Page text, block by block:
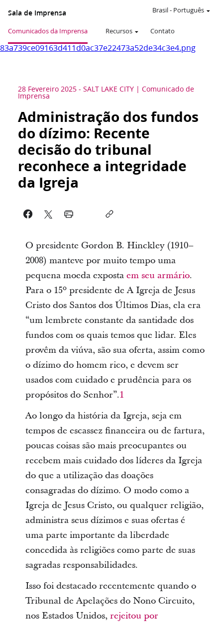
Sala de Imprensa
Comunicados da Imprensa Recursos Contato
Brasil- Português
83a739ce09163d411d0ac37e22473a52de34c3e4.png
28 Fevereiro 2025 - SALT LAKE CITY Comunicado de
Imprensa
Administração dos fundos
do dízimo: Recente
decisão do tribunal
reconhece a integridade
da Igreja
O presidente Gordon B. Hinckley (1910–
2008) manteve por muito tempo uma
pequena moeda exposta em seu armário.
Para o 15º presidente de A Igreja de Jesus
Cristo dos Santos dos Últimos Dias, ela era
“um lembrete constante da santidade dos
fundos com os quais temos que lidar. Eles
provêm da viúva, são sua oferta, assim como
o dízimo do homem rico, e devem ser
usados com cuidado e prudência para os
propósitos do Senhor”.1
Ao longo da história da Igreja, seja em
tempos de escassez financeira ou de fartura,
poucas coisas são mais preocupantes ou
recebem mais cuidado dos líderes da Igreja
do que a utilização das doações
consagradas do dízimo. O modo como a
Igreja de Jesus Cristo, ou qualquer religião,
administra seus dízimos e suas ofertas é
uma parte importante da liberdade
concedida às religiões como parte de suas
sagradas responsabilidades.
Isso foi destacado recentemente quando o
Tribunal de Apelações do Nono Circuito,
nos Estados Unidos, rejeitou por